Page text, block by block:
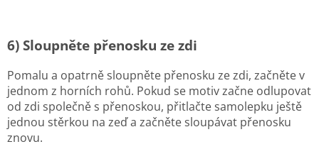
6) Sloupněte přenosku ze zdi
Pomalu a opatrně sloupněte přenosku ze zdi, začněte v
jednom z horních rohů. Pokud se motiv začne odlupovat
od zdi společně s přenoskou, přitlačte samolepku ještě
jednou stěrkou na zeď a začněte sloupávat přenosku
znovu.